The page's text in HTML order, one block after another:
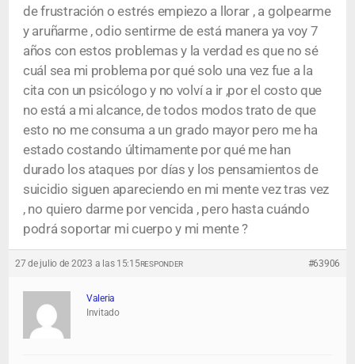
de frustración o estrés empiezo a llorar , a golpearme
y aruñarme , odio sentirme de está manera ya voy 7
años con estos problemas y la verdad es que no sé
cuál sea mi problema por qué solo una vez fue a la
cita con un psicólogo y no volví a ir ,por el costo que
no está a mi alcance, de todos modos trato de que
esto no me consuma a un grado mayor pero me ha
estado costando últimamente por qué me han
durado los ataques por días y los pensamientos de
suicidio siguen apareciendo en mi mente vez tras vez
, no quiero darme por vencida , pero hasta cuándo
podrá soportar mi cuerpo y mi mente ?
27 de julio de 2023 a las 15:15 #63906
RESPONDER
Valeria
Invitado